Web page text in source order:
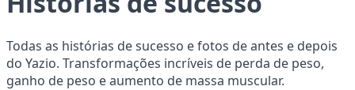
Todas as histórias de sucesso e fotos de antes e depois
do Yazio. Transformações incríveis de perda de peso,
ganho de peso e aumento de massa muscular.